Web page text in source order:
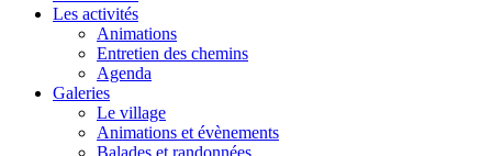
Les activités
Animations
Entretien des chemins
Agenda
Galeries
Le village
Animations et évènements
Balades et randonnées